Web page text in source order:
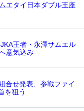
エタイ日本ダブル王座
王者・永澤サムエル
意気込み
合せ発表、参戦ファイ
を狙う